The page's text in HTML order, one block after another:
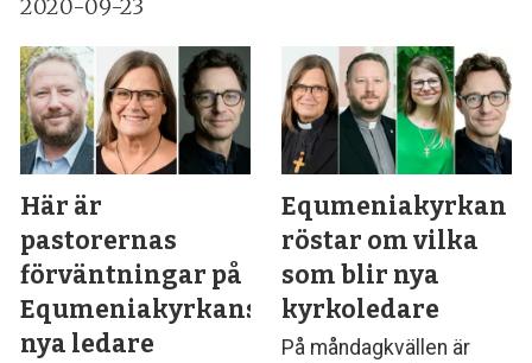
2020-09-23
Här är
pastorernas
förväntningar på
Equmeniakyrkans
nya ledare
Equmeniakyrkan
röstar om vilka
som blir nya
kyrkoledare
På måndagkvällen är